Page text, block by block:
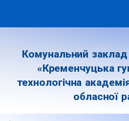
Комунальний
«Кременчуцька
технологічна
обласної